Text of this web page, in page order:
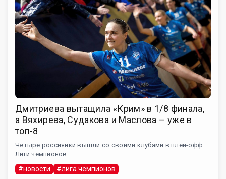
Дмитриева вытащила «Крим» в 1/8 финала,
а Вяхирева, Судакова и Маслова – уже в
топ-8
Четыре россиянки вышли со своими клубами в плей-офф
Лиги чемпионов
#новости #лига чемпионов